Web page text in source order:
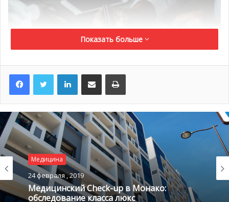
Рейтинг по статистике
здравоохранения
Показать больше
LinkedInПоделиться по электронной почте Распечатать
Медицина
24 февраля , 2019
Медицинский Сheck-up в Монако:
обследование класса люкс